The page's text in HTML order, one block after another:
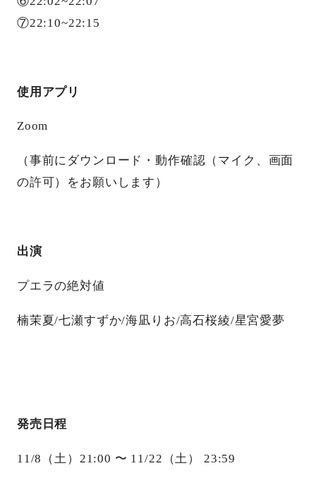
⑦22:10~22:15
使用アプリ
Zoom
（事前にダウンロード・動作確認（マイク、画面
の許可）をお願いします）
出演
プエラの絶対値
楠茉夏/七瀬すずか/海凪りお/高石桜綾/星宮愛夢
発売日程
11/8（土）21:00 〜 11/22（土） 23:59